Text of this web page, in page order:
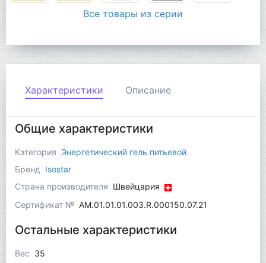
Все товары из серии
Характеристики Описание
Общие характеристики
Категория Энергетический гель питьевой
Бренд Isostar
Страна производителя Швейцария
Сертификат № AM.01.01.01.003.R.000150.07.21
Остальные характеристики
Вес 35